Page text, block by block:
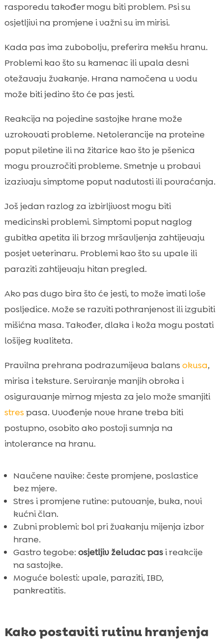
rasporedu također mogu biti problem. Psi su
osjetljivi na promjene i važni su im mirisi.
Kada pas ima zubobolju, preferira mekšu hranu.
Problemi kao što su kamenac ili upala desni
otežavaju žvakanje. Hrana namočena u vodu
može biti jedino što će pas jesti.
Reakcija na pojedine sastojke hrane može
uzrokovati probleme. Netolerancije na proteine
poput piletine ili na žitarice kao što je pšenica
mogu prouzročiti probleme. Smetnje u probavi
izazivaju simptome poput nadutosti ili povraćanja.
Još jedan razlog za izbirljivost mogu biti
medicinski problemi. Simptomi poput naglog
gubitka apetita ili brzog mršavljenja zahtijevaju
posjet veterinaru. Problemi kao što su upale ili
paraziti zahtijevaju hitan pregled.
Ako pas dugo bira što će jesti, to može imati loše
posljedice. Može se razviti pothranjenost ili izgubiti
mišićna masa. Također, dlaka i koža mogu postati
lošijeg kvaliteta.
Pravilna prehrana podrazumijeva balans okusa,
mirisa i teksture. Serviranje manjih obroka i
osiguravanje mirnog mjesta za jelo može smanjiti
stres pasa. Uvođenje nove hrane treba biti
postupno, osobito ako postoji sumnja na
intolerance na hranu.
Naučene navike: česte promjene, poslastice
bez mjere.
Stres i promjene rutine: putovanje, buka, novi
kućni član.
Zubni problemi: bol pri žvakanju mijenja izbor
hrane.
Gastro tegobe: osjetljiv želudac pasi reakcije
na sastojke.
Moguće bolesti: upale, paraziti, IBD,
pankreatitis.
Kako postaviti rutinu hranjenja